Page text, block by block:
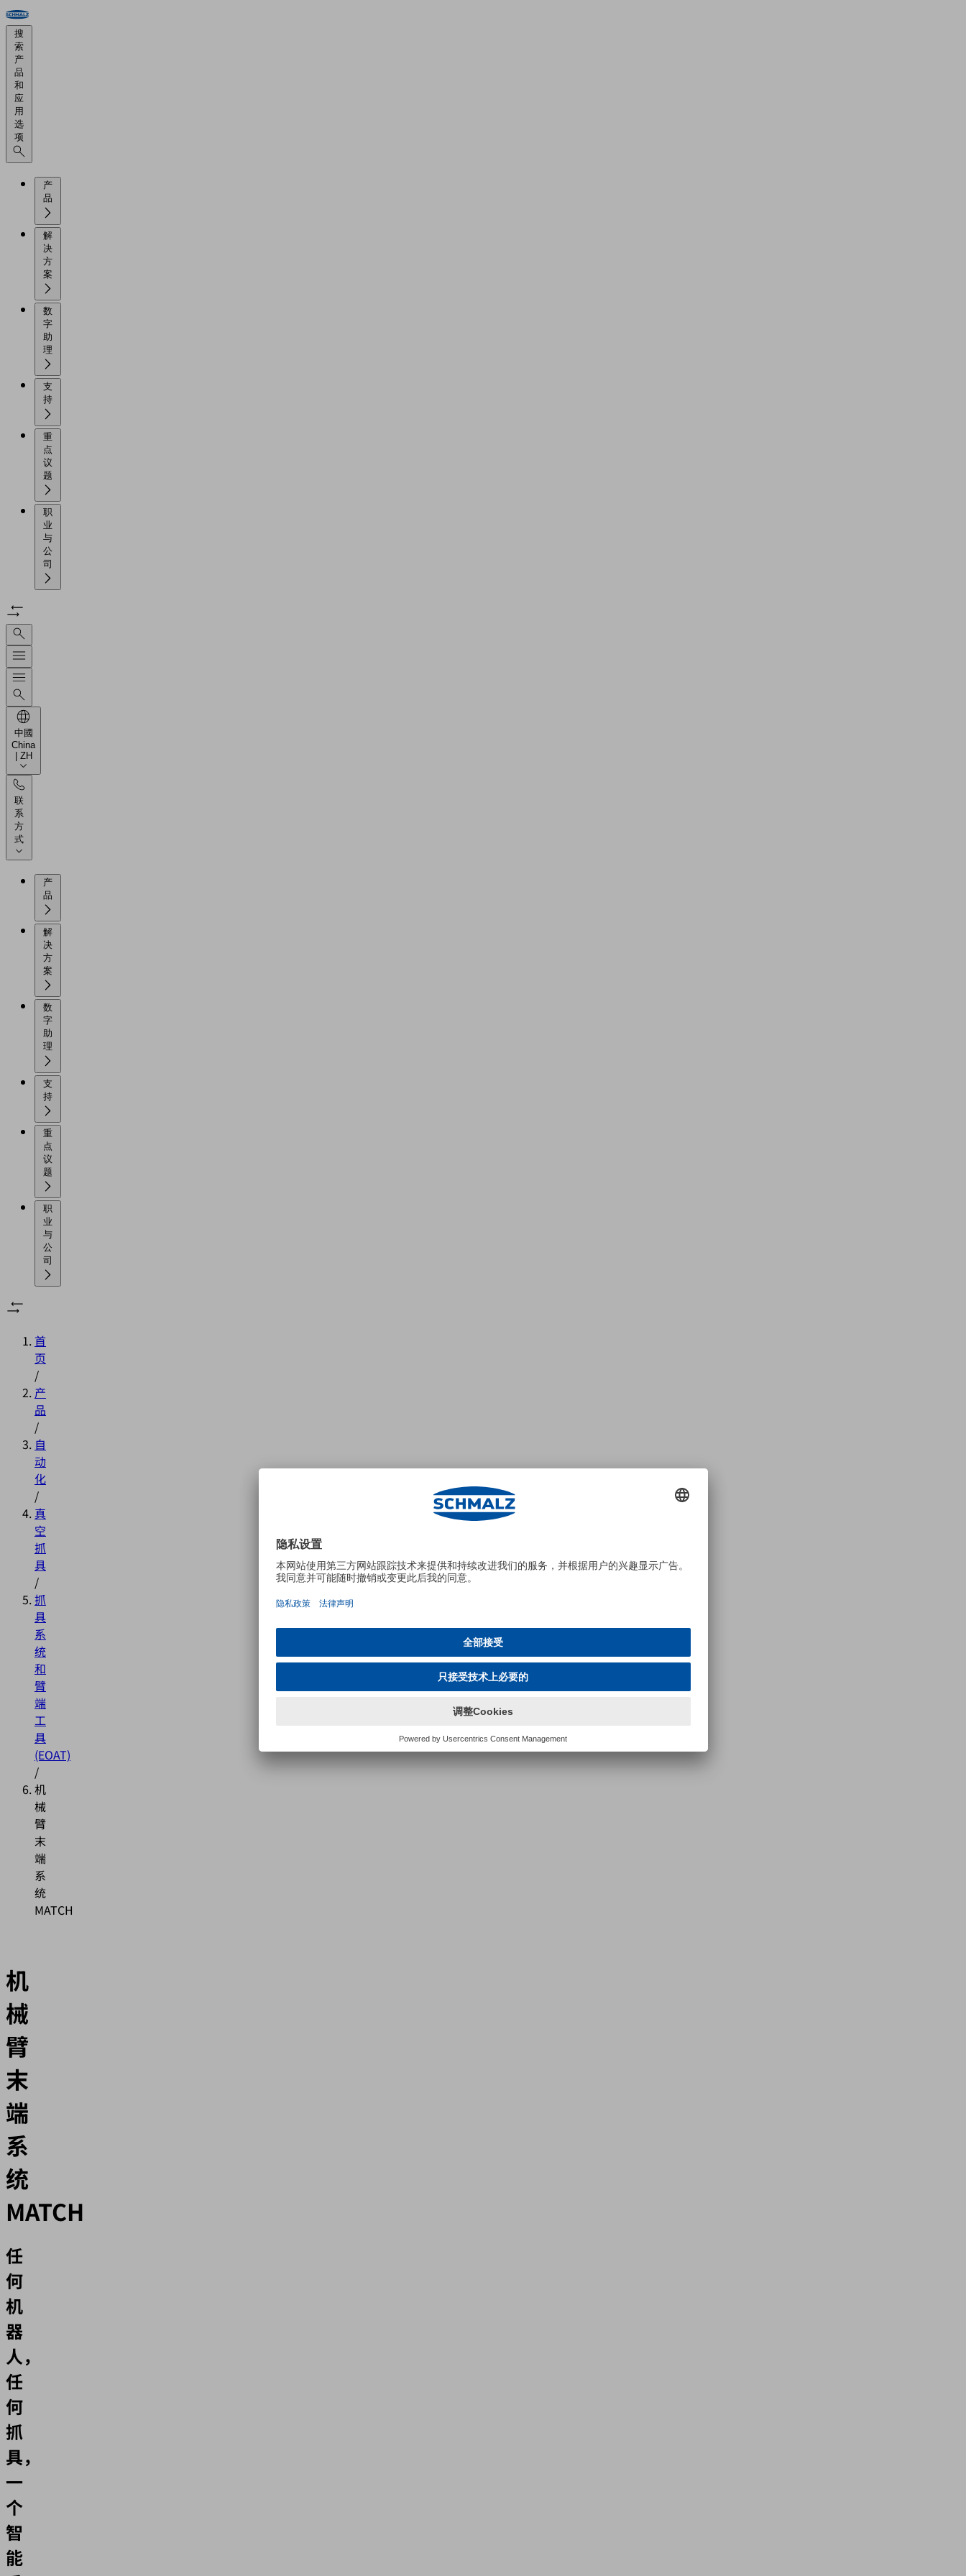
搜
索
产
品
和
应
用
选
项
产
解
决
方
数
字
助
支
重
点
议
职
业
与
公
中國
China
| ZH
联
系
方
式
产
解
决
方
数
字
助
支
重
点
议
职
业
与
公
首
页
/
产
品
/
自
动
化
/
真
空
抓
具
/
抓
具
系
统
和
臂
端
工
具
(EOAT)
/
机
械
臂
末
端
系
统
MATCH
机
械
臂
末
端
系
统
MATCH
任
何
机
器
人，
任
何
抓
具，
一
个
智
能